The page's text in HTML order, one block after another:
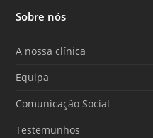
e
b
o
T
u
e r
Sobre nós
A nossa clínica
Equipa
Comunicação Social
Testemunhos